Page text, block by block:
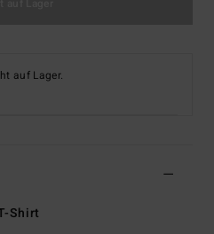
auf Lager.
Shirt